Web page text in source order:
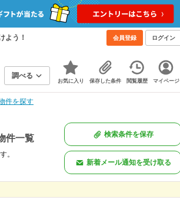
よう！ 会員登録 ログイン
調べる
お気に入り 保存した条件 閲覧履歴 マイページ
件を探す
件一覧
。
検索条件を保存
新着メール通知を受け取る